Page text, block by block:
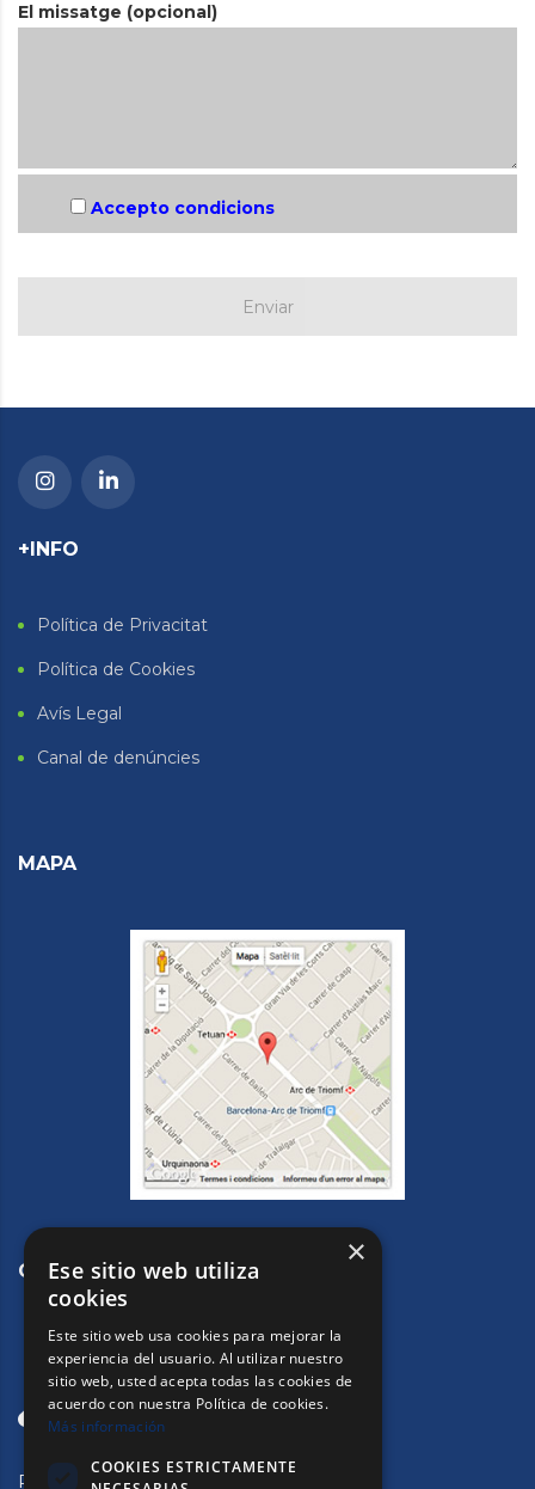
El missatge (opcional)
Accepto condicions
+INFO
Política de Privacitat
Política de Cookies
Avís Legal
Canal de denúncies
MAPA
CONTACTE
Passeig de Sant Joan, 33.
×
Ese sitio web utiliza
cookies
Este sitio web usa cookies para mejorar la
experiencia del usuario. Al utilizar nuestro
sitio web, usted acepta todas las cookies de
acuerdo con nuestra Política de cookies.
Más información
COOKIES ESTRICTAMENTE